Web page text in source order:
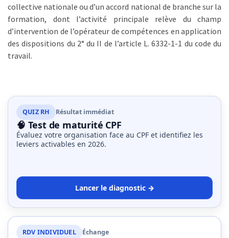
collective nationale ou d’un accord national de branche sur la
formation, dont l’activité principale relève du champ
d’intervention de l’opérateur de compétences en application
des dispositions du 2° du II de l’article L. 6332-1-1 du code du
travail.
QUIZ RH Résultat immédiat
🧠 Test de maturité CPF
Évaluez votre organisation face au CPF et identifiez les
leviers activables en 2026.
Lancer le diagnostic →
RDV INDIVIDUEL Échange